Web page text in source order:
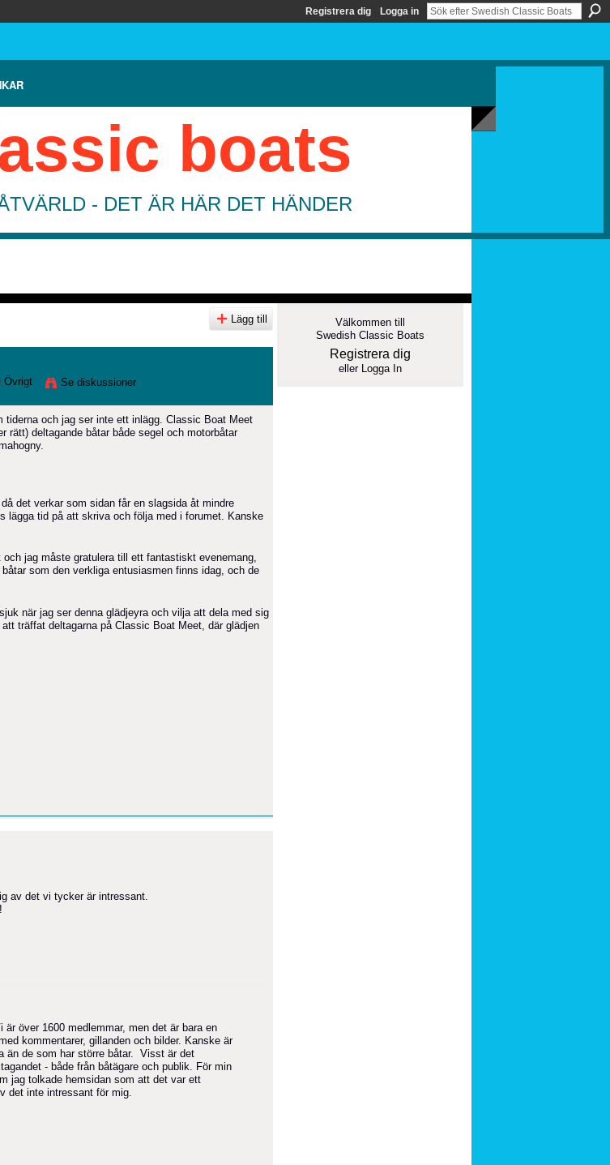
Registrera dig Logga in
boats
- DET ÄR HÄR DET HÄNDER
Lägg till
Övrigt Se diskussioner
och jag ser inte ett inlägg. Classic Boat Meet
rätt) deltagande båtar både segel och motorbåtar
det verkar som sidan får en slagsida åt mindre
lägga tid på att skriva och följa med i forumet. Kanske
jag måste gratulera till ett fantastiskt evenemang,
som den verkliga entusiasmen finns idag, och de
när jag ser denna glädjeyra och vilja att dela med sig
träffat deltagarna på Classic Boat Meet, där glädjen
av det vi tycker är intressant.
över 1600 medlemmar, men det är bara en
kommentarer, gillanden och bilder. Kanske är
än de som har större båtar. Visst är det
- både från båtägare och publik. För min
jag tolkade hemsidan som att det var ett
det inte intressant för mig.
Välkommen till
Swedish Classic Boats
Registrera dig
eller Logga In